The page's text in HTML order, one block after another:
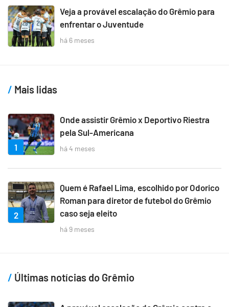
Veja a provável escalação do Grêmio para
enfrentar o Juventude
há 6 meses
Mais lidas
1
Onde assistir Grêmio x Deportivo Riestra
pela Sul-Americana
há 4 meses
2
Quem é Rafael Lima, escolhido por Odorico
Roman para diretor de futebol do Grêmio
caso seja eleito
há 9 meses
Últimas notícias do Grêmio